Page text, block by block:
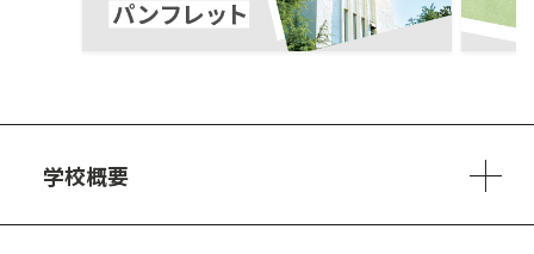
学校概要